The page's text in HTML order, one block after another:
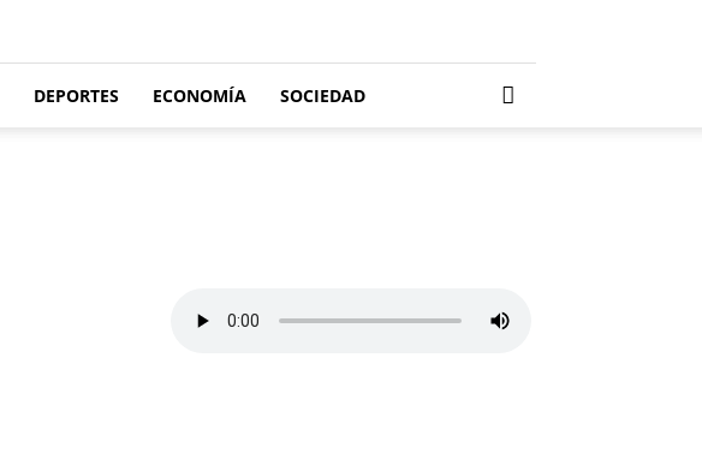
DEPORTES ECONOMÍA SOCIEDAD